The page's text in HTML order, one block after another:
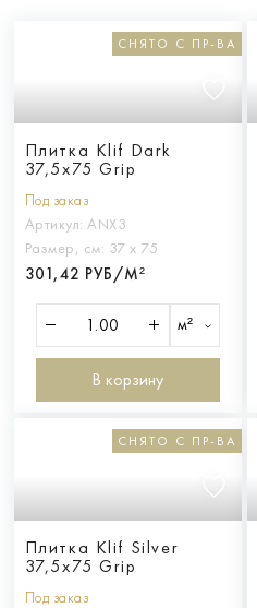
СНЯТО С ПР-ВА
Плитка Klif Dark
37,5x75 Grip
Под заказ
Артикул: ANX3
Размер, см: 37 х 75
301,42 РУБ/М²
м²
В корзину
СНЯТО С ПР-ВА
Плитка Klif Silver
37,5x75 Grip
Под заказ